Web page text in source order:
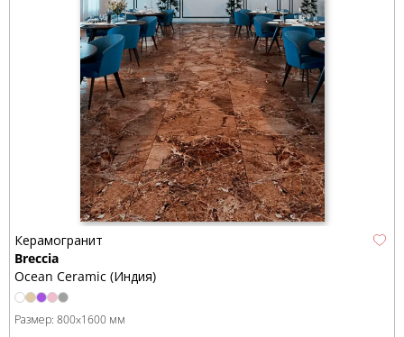
Керамогранит
Breccia
Ocean Ceramic (Индия)
Размер: 800x1600 мм